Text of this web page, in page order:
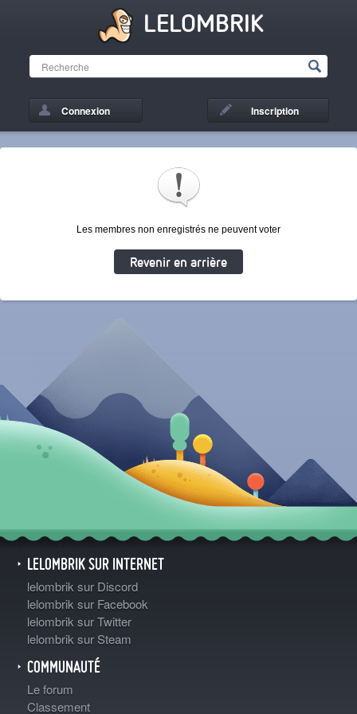
LELOMBRIK
Connexion Inscription
Les membres non enregistrés ne peuvent voter
Revenir en arrière
LELOMBRIK SUR INTERNET
lelombrik sur Discord
lelombrik sur Facebook
lelombrik sur Twitter
lelombrik sur Steam
COMMUNAUTÉ
Le forum
Classement